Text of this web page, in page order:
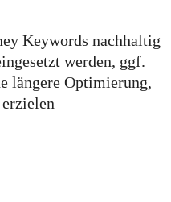
Keywords nachhaltig
werden, ggf.
längere Optimierung,